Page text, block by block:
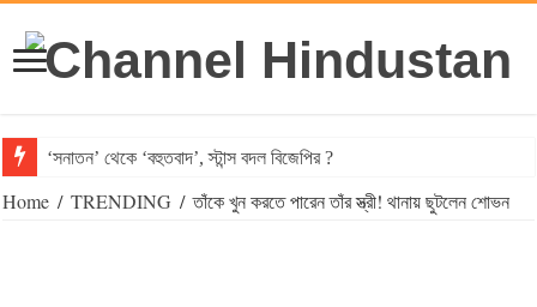
‘সনাতন’ থেকে ‘বহুতবাদ’, স্টান্স বদল বিজেপির ?
Home / TRENDING / তাঁকে খুন করতে পারেন তাঁর স্ত্রী! থানায় ছুটলেন শোভন